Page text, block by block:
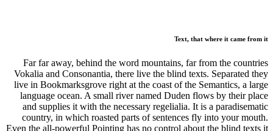
Text, that where it came from it
Far far away, behind the word mountains, far from the countries
Vokalia and Consonantia, there live the blind texts. Separated they
live in Bookmarksgrove right at the coast of the Semantics, a large
language ocean. A small river named Duden flows by their place
and supplies it with the necessary regelialia. It is a paradisematic
country, in which roasted parts of sentences fly into your mouth.
Even the all-powerful Pointing has no control about the blind texts it